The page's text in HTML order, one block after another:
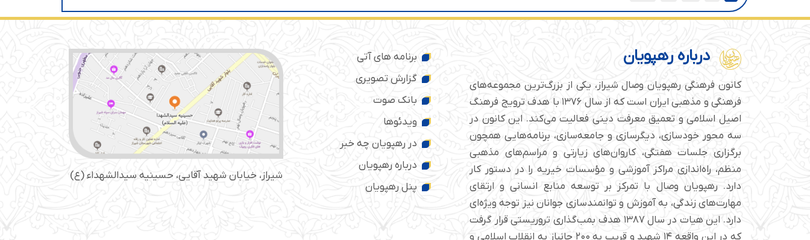
درباره رهپویان
کانون فرهنگی رهپویان وصال شیراز، یکی از بزرگ‌ترین مجموعه‌های
فرهنگی و مذهبی ایران است که از سال ۱۳۷۶ با هدف ترویج فرهنگ
اصیل اسلامی و تعمیق معرفت دینی فعالیت می‌کند. این کانون در
سه محور خودسازی، دیگرسازی و جامعه‌سازی، برنامه‌هایی همچون
برگزاری جلسات هفتگی، کاروان‌های زیارتی و مراسم‌های مذهبی
منظم، راه‌اندازی مراکز آموزشی و مؤسسات خیریه را در دستور کار
دارد. رهپویان وصال با تمرکز بر توسعه منابع انسانی و ارتقای
مهارت‌های زندگی، به آموزش و توانمندسازی جوانان نیز توجه ویژه‌ای
دارد. این هیات در سال ۱۳۸۷ هدف بمب‌گذاری تروریستی قرار گرفت
که در این واقعه ۱۴ شهید و قریب به ۲۰۰ جانباز به انقلاب اسلامی و
برنامه های آتی
گزارش تصویری
بانک صوت
ویدئوها
در رهپویان چه خبر
درباره رهپویان
پنل رهپویان
شیراز، خیابان شهید آقایی، حسینیه سید‌الشهداء (ع)